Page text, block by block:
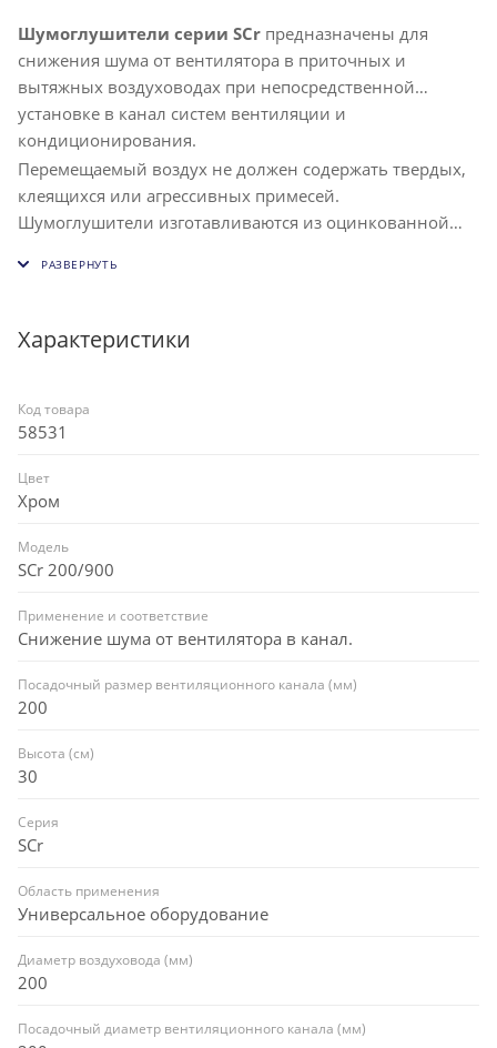
Шумоглушители серии SCr предназначены для
снижения шума от вентилятора в приточных и
вытяжных воздуховодах при непосредственной
установке в канал систем вентиляции и
кондиционирования.
Перемещаемый воздух не должен содержать твердых,
клеящихся или агрессивных примесей.
Шумоглушители изготавливаются из оцинкованной
минерального волокна.
Характеристики
Код товара
58531
Цвет
Хром
Модель
SCr 200/900
Применение и соответствие
Снижение шума от вентилятора в канал.
Посадочный размер вентиляционного канала (мм)
200
Высота (см)
30
Серия
SCr
Область применения
Универсальное оборудование
Диаметр воздуховода (мм)
200
Посадочный диаметр вентиляционного канала (мм)